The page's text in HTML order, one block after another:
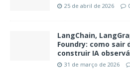
25 de abril de 2026
LangChain,
Foundry: como sair
construir IA
31 de março de 2026